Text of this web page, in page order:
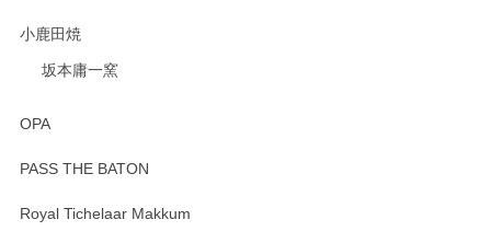
小鹿田焼
坂本庸一窯
OPA
PASS THE BATON
Royal Tichelaar Makkum